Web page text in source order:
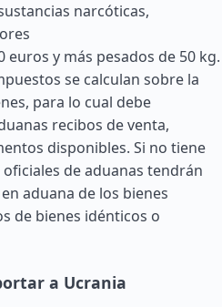
narcóticas,
euros y más pesados de 50 kg.
se calculan sobre la
para lo cual debe
recibos de venta,
disponibles. Si no tiene
de aduanas tendrán
aduana de los bienes
de bienes idénticos o
a Ucrania